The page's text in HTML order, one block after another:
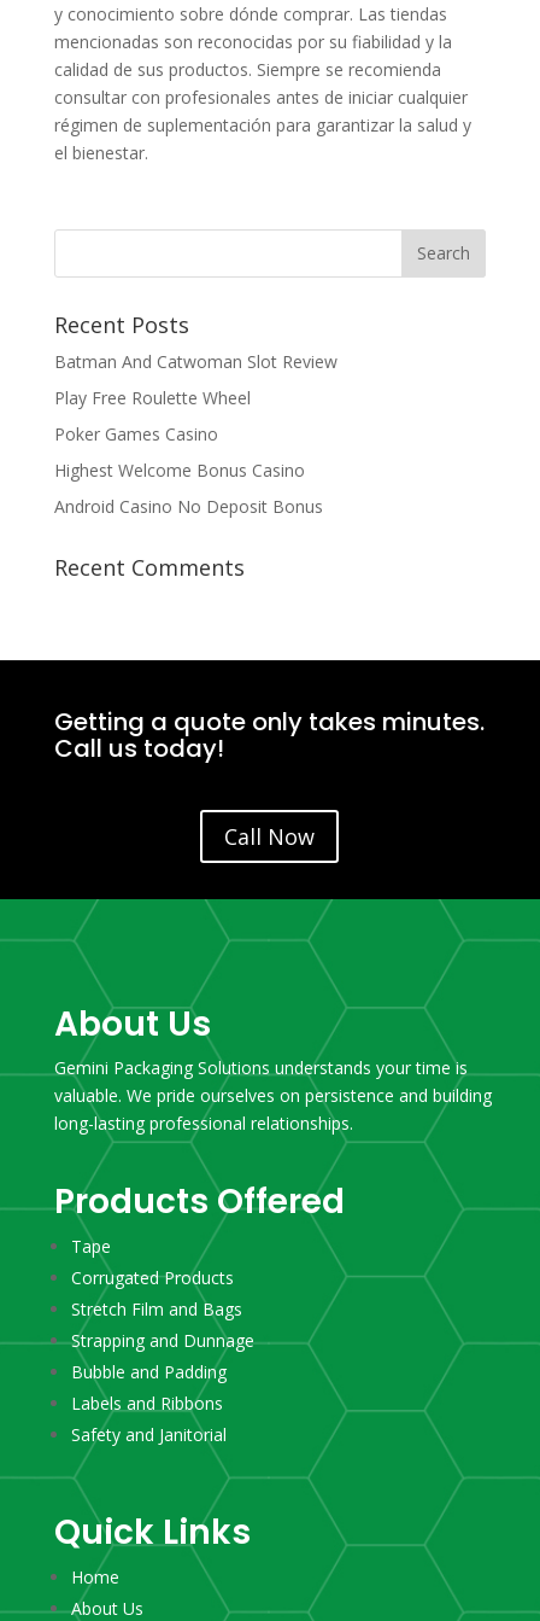
y conocimiento sobre dónde comprar. Las tiendas
mencionadas son reconocidas por su fiabilidad y la
calidad de sus productos. Siempre se recomienda
consultar con profesionales antes de iniciar cualquier
régimen de suplementación para garantizar la salud y
el bienestar.
Recent Posts
Batman And Catwoman Slot Review
Play Free Roulette Wheel
Poker Games Casino
Highest Welcome Bonus Casino
Android Casino No Deposit Bonus
Recent Comments
Getting a quote only takes minutes.
Call us today!
Call Now
About Us
Gemini Packaging Solutions understands your time is
valuable. We pride ourselves on persistence and building
long-lasting professional relationships.
Products Offered
Tape
Corrugated Products
Stretch Film and Bags
Strapping and Dunnage
Bubble and Padding
Labels and Ribbons
Safety and Janitorial
Quick Links
Home
About Us